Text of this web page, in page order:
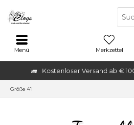
Kostenloser Versand ab €
Menü Merkzettel
Größe 41